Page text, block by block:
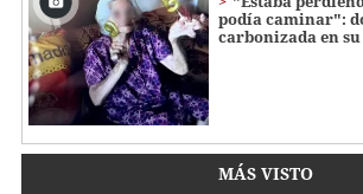
podía caminar":
carbonizada en su
MÁS VISTO